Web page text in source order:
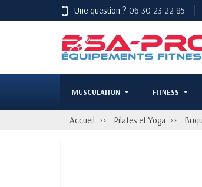
Une question ? 06 30 23 22 85
MUSCULATION FITNESS
Accueil Pilates et Yoga